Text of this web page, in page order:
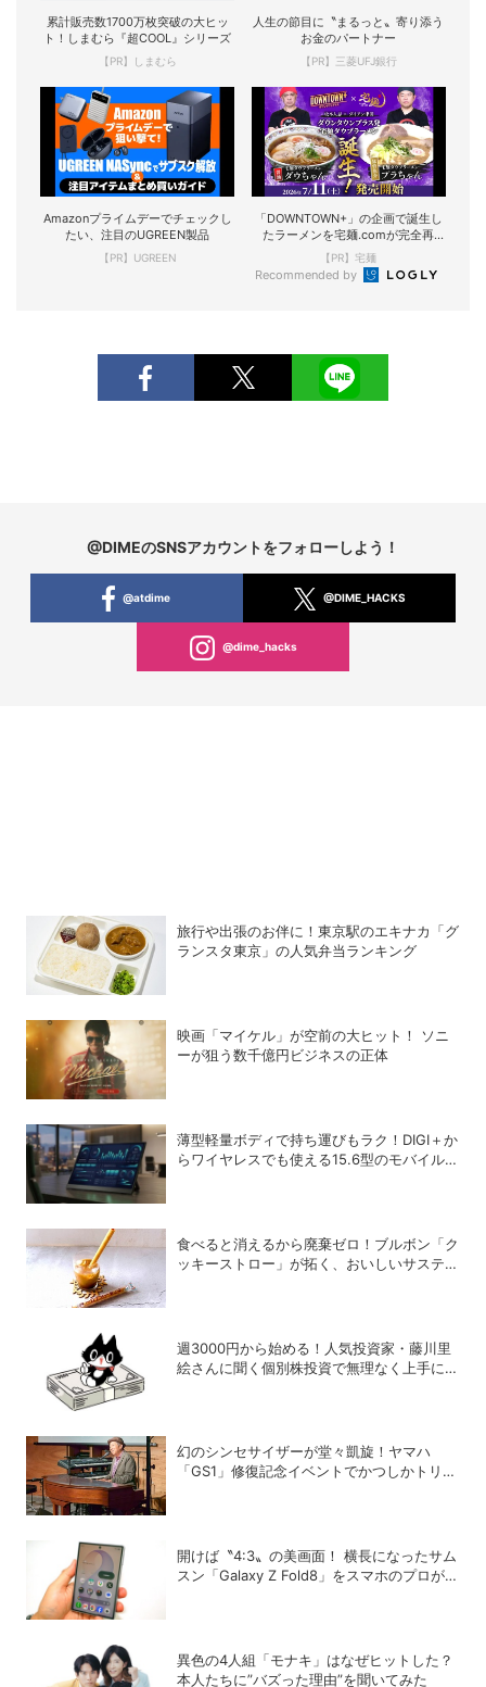
累計販売数1700万枚突破の大ヒッ
ト！しまむら『超COOL』シリーズ
【PR】しまむら
人生の節目に〝まるっと〟寄り添う
お金のパートナー
【PR】三菱UFJ銀行
Amazonプライムデーでチェックし
たい、注目のUGREEN製品
【PR】UGREEN
「DOWNTOWN+」の企画で誕生し
たラーメンを宅麺.comが完全再
現！
【PR】宅麺
Recommended by
@DIMEのSNSアカウントをフォローしよう！
@atdime @DIME_HACKS
@dime_hacks
旅行や出張のお伴に！東京駅のエキナカ「グ
ランスタ東京」の人気弁当ランキング
映画「マイケル」が空前の大ヒット！ ソニ
ーが狙う数千億円ビジネスの正体
薄型軽量ボディで持ち運びもラク！DIGI＋か
らワイヤレスでも使える15.6型のモバイルデ
食べると消えるから廃棄ゼロ！ブルボン「ク
ッキーストロー」が拓く、おいしいサステナ
週3000円から始める！人気投資家・藤川里
絵さんに聞く個別株投資で無理なく上手に稼
幻のシンセサイザーが堂々凱旋！ヤマハ
「GS1」修復記念イベントでかつしかトリオ
開けば〝4:3〟の美画面！ 横長になったサム
スン「Galaxy Z Fold8」をスマホのプロがチ
異色の4人組「モナキ」はなぜヒットした？
本人たちに”バズった理由”を聞いてみた